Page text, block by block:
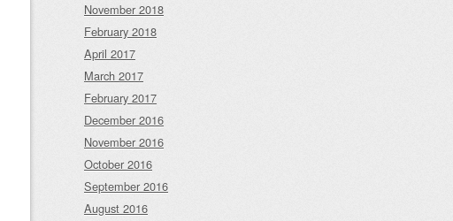
November 2018
February 2018
April 2017
March 2017
February 2017
December 2016
November 2016
October 2016
September 2016
August 2016